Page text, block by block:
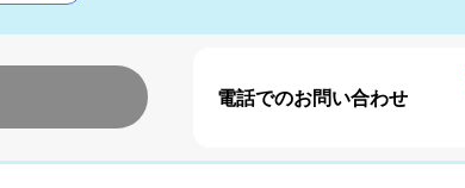
電話でのお問い合わせ